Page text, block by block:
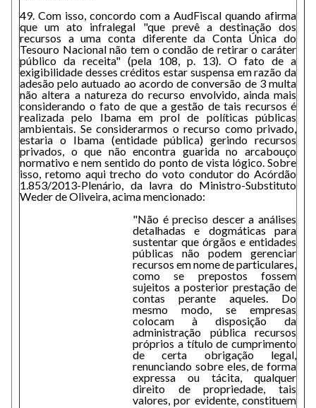
49. Com isso, concordo com a AudFiscal quando afirma
que um ato infralegal "que prevê a destinação dos
recursos a uma conta diferente da Conta Única do
Tesouro Nacional não tem o condão de retirar o caráter
público da receita" (pela 108, p. 13). O fato de a
exigibilidade desses créditos estar suspensa em razão da
adesão pelo autuado ao acordo de conversão de 3 multa
não altera a natureza do recurso envolvido, ainda mais
considerando o fato de que a gestão de tais recursos é
realizada pelo Ibama em prol de políticas públicas
ambientais. Se considerarmos o recurso como privado,
estaria o Ibama (entidade pública) gerindo recursos
privados, o que não encontra guarida no arcabouço
normativo e nem sentido do ponto de vista lógico. Sobre
isso, retomo aqui trecho do voto condutor do Acórdão
1.853/2013-Plenário, da lavra do Ministro-Substituto
Weder de Oliveira, acima mencionado:
"Não é preciso descer a análises
detalhadas e dogmáticas para
sustentar que órgãos e entidades
públicas não podem gerenciar
recursos em nome de particulares,
como se prepostos fossem
sujeitos a posterior prestação de
contas perante aqueles. Do
mesmo modo, se empresas
colocam à disposição da
administração pública recursos
próprios a título de cumprimento
de certa obrigação legal,
renunciando sobre eles, de forma
expressa ou tácita, qualquer
direito de propriedade, tais
valores, por evidente, constituem